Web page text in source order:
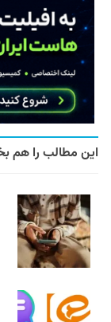
این مطالب را هم